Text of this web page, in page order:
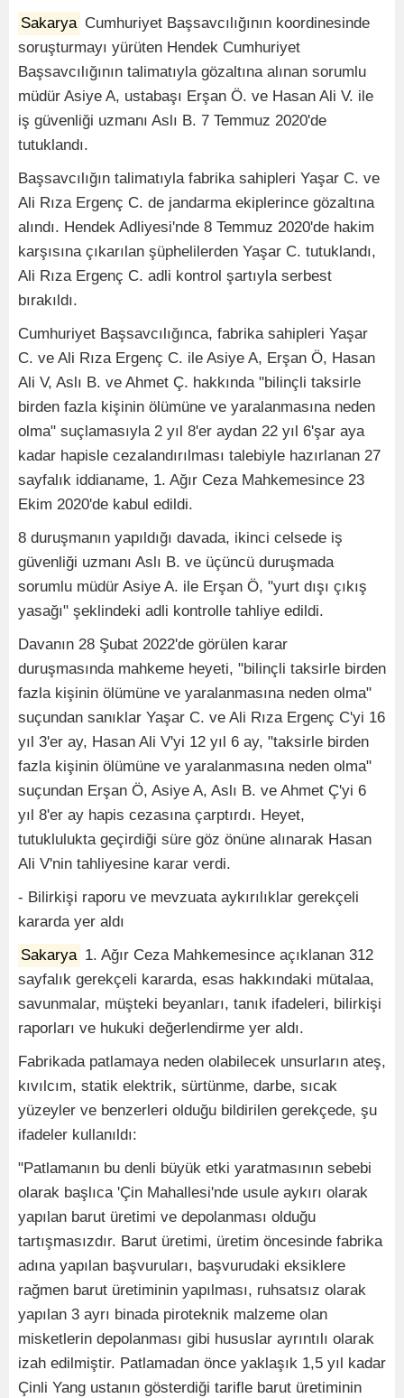
Sakarya Cumhuriyet Başsavcılığının koordinesinde
soruşturmayı yürüten Hendek Cumhuriyet
Başsavcılığının talimatıyla gözaltına alınan sorumlu
müdür Asiye A, ustabaşı Erşan Ö. ve Hasan Ali V. ile
iş güvenliği uzmanı Aslı B. 7 Temmuz 2020'de
tutuklandı.
Başsavcılığın talimatıyla fabrika sahipleri Yaşar C. ve
Ali Rıza Ergenç C. de jandarma ekiplerince gözaltına
alındı. Hendek Adliyesi'nde 8 Temmuz 2020'de hakim
karşısına çıkarılan şüphelilerden Yaşar C. tutuklandı,
Ali Rıza Ergenç C. adli kontrol şartıyla serbest
bırakıldı.
Cumhuriyet Başsavcılığınca, fabrika sahipleri Yaşar
C. ve Ali Rıza Ergenç C. ile Asiye A, Erşan Ö, Hasan
Ali V, Aslı B. ve Ahmet Ç. hakkında "bilinçli taksirle
birden fazla kişinin ölümüne ve yaralanmasına neden
olma" suçlamasıyla 2 yıl 8'er aydan 22 yıl 6'şar aya
kadar hapisle cezalandırılması talebiyle hazırlanan 27
sayfalık iddianame, 1. Ağır Ceza Mahkemesince 23
Ekim 2020'de kabul edildi.
8 duruşmanın yapıldığı davada, ikinci celsede iş
güvenliği uzmanı Aslı B. ve üçüncü duruşmada
sorumlu müdür Asiye A. ile Erşan Ö, "yurt dışı çıkış
yasağı" şeklindeki adli kontrolle tahliye edildi.
Davanın 28 Şubat 2022'de görülen karar
duruşmasında mahkeme heyeti, "bilinçli taksirle birden
fazla kişinin ölümüne ve yaralanmasına neden olma"
suçundan sanıklar Yaşar C. ve Ali Rıza Ergenç C'yi 16
yıl 3'er ay, Hasan Ali V'yi 12 yıl 6 ay, "taksirle birden
fazla kişinin ölümüne ve yaralanmasına neden olma"
suçundan Erşan Ö, Asiye A, Aslı B. ve Ahmet Ç'yi 6
yıl 8'er ay hapis cezasına çarptırdı. Heyet,
tutuklulukta geçirdiği süre göz önüne alınarak Hasan
Ali V'nin tahliyesine karar verdi.
- Bilirkişi raporu ve mevzuata aykırılıklar gerekçeli
kararda yer aldı
Sakarya 1. Ağır Ceza Mahkemesince açıklanan 312
sayfalık gerekçeli kararda, esas hakkındaki mütalaa,
savunmalar, müşteki beyanları, tanık ifadeleri, bilirkişi
raporları ve hukuki değerlendirme yer aldı.
Fabrikada patlamaya neden olabilecek unsurların ateş,
kıvılcım, statik elektrik, sürtünme, darbe, sıcak
yüzeyler ve benzerleri olduğu bildirilen gerekçede, şu
ifadeler kullanıldı:
"Patlamanın bu denli büyük etki yaratmasının sebebi
olarak başlıca 'Çin Mahallesi'nde usule aykırı olarak
yapılan barut üretimi ve depolanması olduğu
tartışmasızdır. Barut üretimi, üretim öncesinde fabrika
adına yapılan başvuruları, başvurudaki eksiklere
rağmen barut üretiminin yapılması, ruhsatsız olarak
yapılan 3 ayrı binada piroteknik malzeme olan
misketlerin depolanması gibi hususlar ayrıntılı olarak
izah edilmiştir. Patlamadan önce yaklaşık 1,5 yıl kadar
Çinli Yang ustanın gösterdiği tarifle barut üretiminin